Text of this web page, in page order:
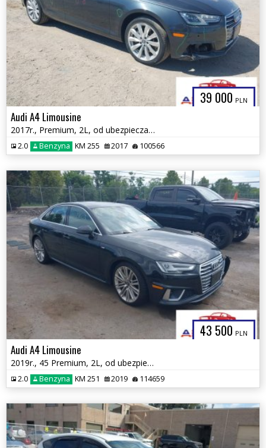
39 000 PLN
Audi A4 Limousine
2017r., Premium, 2L, od ubezpieczalni
2.0 Benzyna KM 255 2017 100566
43 500 PLN
Audi A4 Limousine
2019r., 45 Premium, 2L, od ubezpieczalni
2.0 Benzyna KM 251 2019 114659